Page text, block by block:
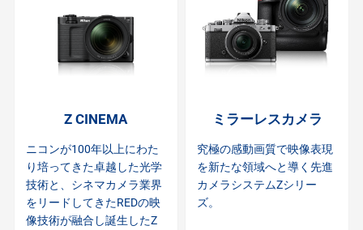
Z CINEMA
ニコンが100年以上にわた
り培ってきた卓越した光学
技術と、シネマカメラ業界
をリードしてきたREDの映
像技術が融合し誕生したZ
ミラーレスカメラ
究極の感動画質で映像表現
を新たな領域へと導く先進
カメラシステムZシリー
ズ。